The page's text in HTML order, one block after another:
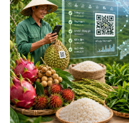
ngành Thủy sản tăng 4,88%,